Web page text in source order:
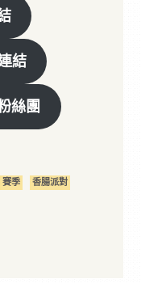
結
絲團
賽季 香腸派對